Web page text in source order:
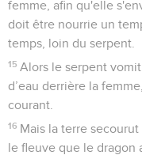
femme, afin qu'elle
doit être nourrie un
temps, loin du serpent.
15 Alors le serpent
d’eau derrière la
courant.
16 Mais la terre
le fleuve que le dragon